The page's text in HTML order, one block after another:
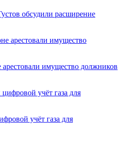
обсудили расширение
имущество должников
учёт газа для